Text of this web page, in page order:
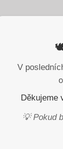
🕊️
V
Děkujeme
💡 Pokud